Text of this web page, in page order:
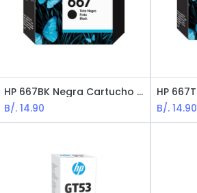
HP 667BK Negra Cartucho de Tinta
B/.14.90
B/.14.90